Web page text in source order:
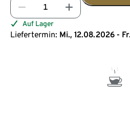
Auf Lager
Liefertermin: Mi., 12.08.2026 -